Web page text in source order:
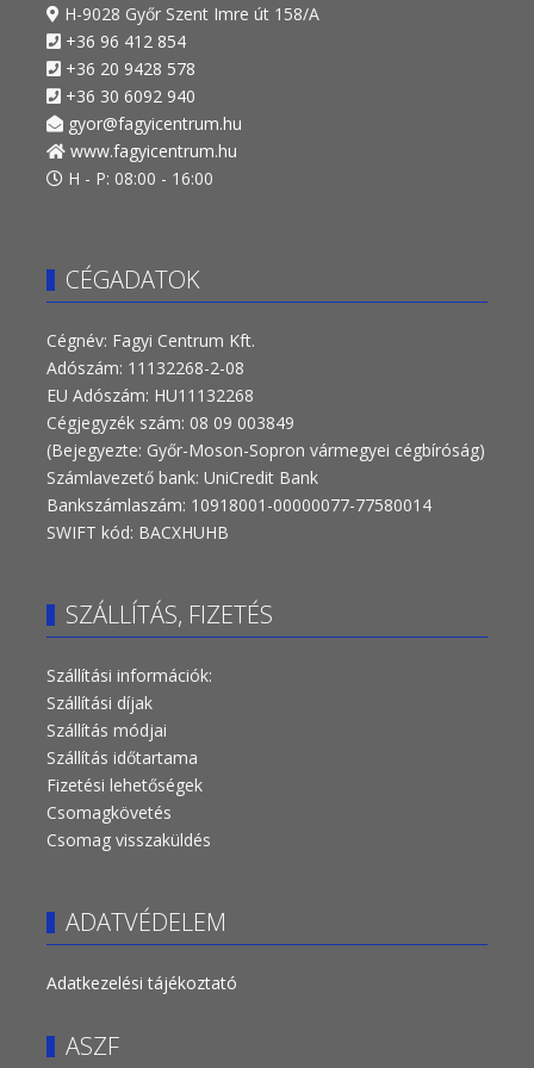
H-9028 Győr Szent Imre út 158/A
+36 96 412 854
+36 20 9428 578
+36 30 6092 940
gyor@fagyicentrum.hu
www.fagyicentrum.hu
H - P: 08:00 - 16:00
CÉGADATOK
Cégnév: Fagyi Centrum Kft.
Adószám: 11132268-2-08
EU Adószám: HU11132268
Cégjegyzék szám: 08 09 003849
(Bejegyezte: Győr-Moson-Sopron vármegyei cégbíróság)
Számlavezető bank: UniCredit Bank
Bankszámlaszám: 10918001-00000077-77580014
SWIFT kód: BACXHUHB
SZÁLLÍTÁS, FIZETÉS
Szállítási információk:
Szállítási díjak
Szállítás módjai
Szállítás időtartama
Fizetési lehetőségek
Csomagkövetés
Csomag visszaküldés
ADATVÉDELEM
Adatkezelési tájékoztató
ASZF